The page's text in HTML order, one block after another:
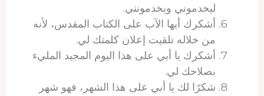
ليخدموني ويخدمونني.
أشكرك أيها الآب على الكتاب المقدس، لأنه
من خلاله تلقيت إعلان كلمتك لي.
أشكرك يا أبي على هذا اليوم المجيد المليء
بصلاحك لي.
شكرًا لك يا أبي على هذا الشهر، فهو شهر